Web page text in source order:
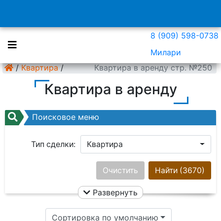
8 (909) 598-0738
Милари
/ Квартира / Квартира в аренду стр. №250
Квартира в аренду
Поисковое меню
Тип сделки: Квартира
Ничего не выбрано
Цена:
Найти (3670)
Очистить
Развернуть
Сортировка по умолчанию